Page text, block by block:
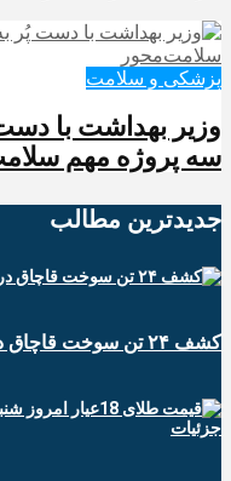
پزشکی و سلامت
وزیر بهداشت با دست
سه پروژه مهم
جدیدترین‌ مطالب
کشف ۲۴ تن سوخت قاچاق در مرز میلک